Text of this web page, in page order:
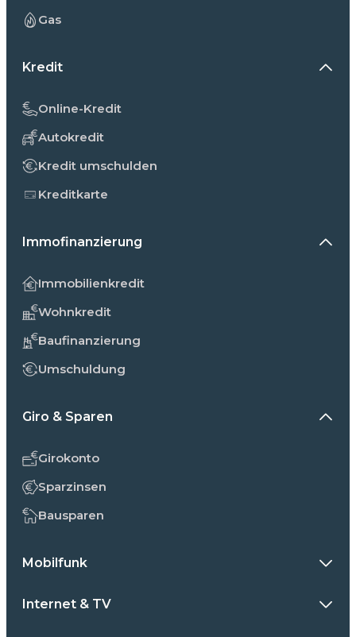
Gas
Kredit
Online-Kredit
Autokredit
Kredit umschulden
Kreditkarte
Immofinanzierung
Immobilienkredit
Wohnkredit
Baufinanzierung
Umschuldung
Giro & Sparen
Girokonto
Sparzinsen
Bausparen
Mobilfunk
Internet & TV